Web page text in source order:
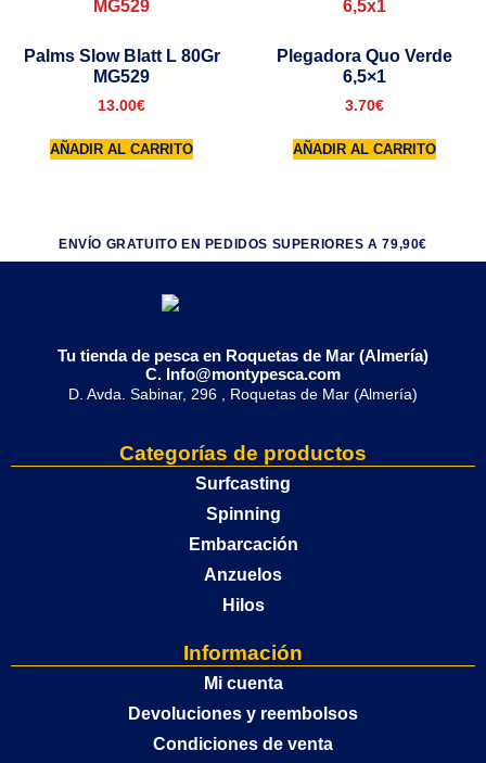
Palms Slow Blatt L 80Gr
MG529
13.00€
AÑADIR AL CARRITO
Plegadora Quo Verde
6,5×1
3.70€
AÑADIR AL CARRITO
ENVÍO GRATUITO EN PEDIDOS SUPERIORES A 79,90€
Tu tienda de pesca en Roquetas de Mar (Almería)
C. Info@montypesca.com
D. Avda. Sabinar, 296 , Roquetas de Mar (Almería)
Categorías de productos
Surfcasting
Spinning
Embarcación
Anzuelos
Hilos
Información
Mi cuenta
Devoluciones y reembolsos
Condiciones de venta